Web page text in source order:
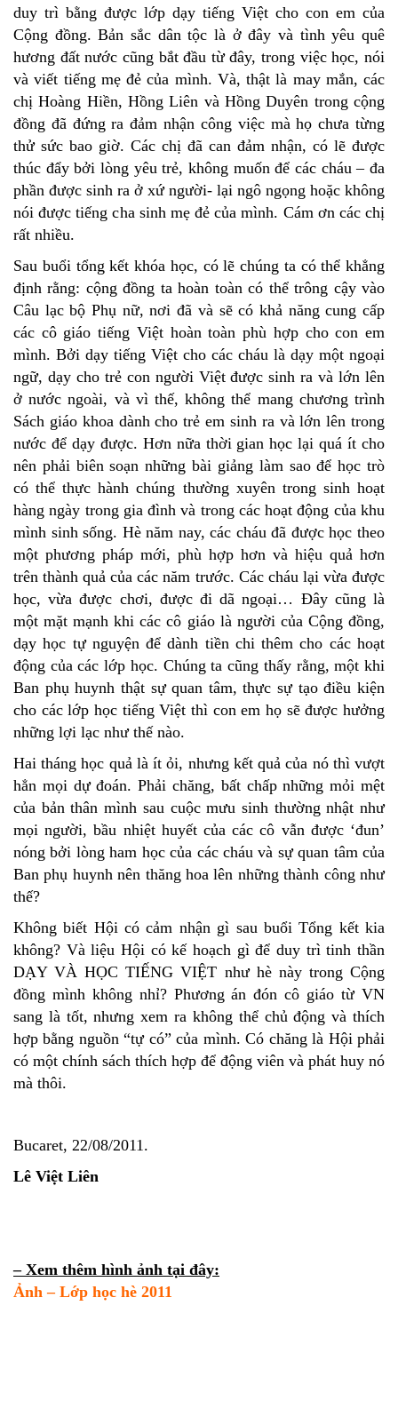
duy trì bằng được lớp dạy tiếng Việt cho con em của
Cộng đồng. Bản sắc dân tộc là ở đây và tình yêu quê
hương đất nước cũng bắt đầu từ đây, trong việc học, nói
và viết tiếng mẹ đẻ của mình. Và, thật là may mắn, các
chị Hoàng Hiền, Hồng Liên và Hồng Duyên trong cộng
đồng đã đứng ra đảm nhận công việc mà họ chưa từng
thử sức bao giờ. Các chị đã can đảm nhận, có lẽ được
thúc đẩy bởi lòng yêu trẻ, không muốn để các cháu – đa
phần được sinh ra ở xứ người- lại ngô ngọng hoặc không
nói được tiếng cha sinh mẹ đẻ của mình. Cám ơn các chị
rất nhiều.
Sau buổi tổng kết khóa học, có lẽ chúng ta có thể khẳng
định rằng: cộng đồng ta hoàn toàn có thể trông cậy vào
Câu lạc bộ Phụ nữ, nơi đã và sẽ có khả năng cung cấp
các cô giáo tiếng Việt hoàn toàn phù hợp cho con em
mình. Bởi dạy tiếng Việt cho các cháu là dạy một ngoại
ngữ, dạy cho trẻ con người Việt được sinh ra và lớn lên
ở nước ngoài, và vì thế, không thể mang chương trình
Sách giáo khoa dành cho trẻ em sinh ra và lớn lên trong
nước để dạy được. Hơn nữa thời gian học lại quá ít cho
nên phải biên soạn những bài giảng làm sao để học trò
có thể thực hành chúng thường xuyên trong sinh hoạt
hàng ngày trong gia đình và trong các hoạt động của khu
mình sinh sống. Hè năm nay, các cháu đã được học theo
một phương pháp mới, phù hợp hơn và hiệu quả hơn
trên thành quả của các năm trước. Các cháu lại vừa được
học, vừa được chơi, được đi dã ngoại… Đây cũng là
một mặt mạnh khi các cô giáo là người của Cộng đồng,
dạy học tự nguyện để dành tiền chi thêm cho các hoạt
động của các lớp học. Chúng ta cũng thấy rằng, một khi
Ban phụ huynh thật sự quan tâm, thực sự tạo điều kiện
cho các lớp học tiếng Việt thì con em họ sẽ được hưởng
những lợi lạc như thế nào.
Hai tháng học quả là ít ỏi, nhưng kết quả của nó thì vượt
hẳn mọi dự đoán. Phải chăng, bất chấp những mỏi mệt
của bản thân mình sau cuộc mưu sinh thường nhật như
mọi người, bầu nhiệt huyết của các cô vẫn được ‘đun’
nóng bởi lòng ham học của các cháu và sự quan tâm của
Ban phụ huynh nên thăng hoa lên những thành công như
thế?
Không biết Hội có cảm nhận gì sau buổi Tổng kết kia
không? Và liệu Hội có kế hoạch gì để duy trì tinh thần
DẠY VÀ HỌC TIẾNG VIỆT như hè này trong Cộng
đồng mình không nhỉ? Phương án đón cô giáo từ VN
sang là tốt, nhưng xem ra không thể chủ động và thích
hợp bằng nguồn “tự có” của mình. Có chăng là Hội phải
có một chính sách thích hợp để động viên và phát huy nó
mà thôi.
Bucaret, 22/08/2011.
Lê Việt Liên
– Xem thêm hình ảnh tại đây:
Ảnh – Lớp học hè 2011